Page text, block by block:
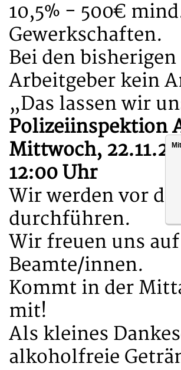
10,5% - 500€
Gewerkschaften.
Bei den
Arbeitgeber kein
„Das lassen wir
Polizeiinspektion
Mittwoch,
12:00 Uhr
Wir werden vor
durchführen.
Wir freuen uns
Beamte/innen.
Kommt in der
mit!
Als kleines
alkoholfreie